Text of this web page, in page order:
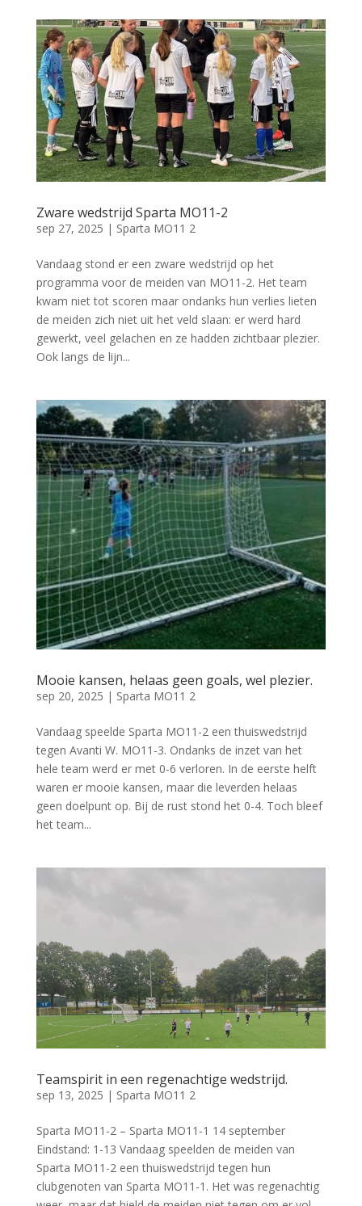
Zware wedstrijd Sparta MO11-2
sep 27, 2025 | Sparta MO11 2
Vandaag stond er een zware wedstrijd op het
programma voor de meiden van MO11-2. Het team
kwam niet tot scoren maar ondanks hun verlies lieten
de meiden zich niet uit het veld slaan: er werd hard
gewerkt, veel gelachen en ze hadden zichtbaar plezier.
Ook langs de lijn...
Mooie kansen, helaas geen goals, wel plezier.
sep 20, 2025 | Sparta MO11 2
Vandaag speelde Sparta MO11-2 een thuiswedstrijd
tegen Avanti W. MO11-3. Ondanks de inzet van het
hele team werd er met 0-6 verloren. In de eerste helft
waren er mooie kansen, maar die leverden helaas
geen doelpunt op. Bij de rust stond het 0-4. Toch bleef
het team...
Teamspirit in een regenachtige wedstrijd.
sep 13, 2025 | Sparta MO11 2
Sparta MO11-2 – Sparta MO11-1 14 september
Eindstand: 1-13 Vandaag speelden de meiden van
Sparta MO11-2 een thuiswedstrijd tegen hun
clubgenoten van Sparta MO11-1. Het was regenachtig